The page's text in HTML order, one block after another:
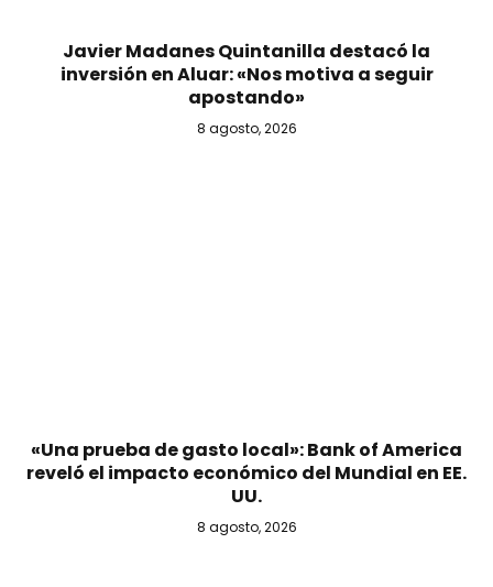
Javier Madanes Quintanilla destacó la
inversión en Aluar: «Nos motiva a seguir
apostando»
8 agosto, 2026
«Una prueba de gasto local»: Bank of America
reveló el impacto económico del Mundial en EE.
UU.
8 agosto, 2026